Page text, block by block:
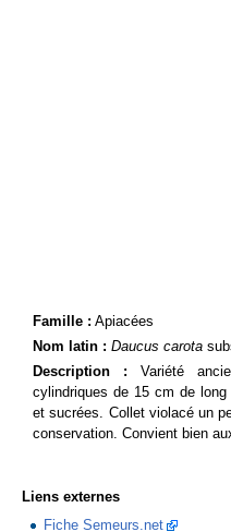
Famille : Apiacées
Nom latin : Daucus carota
Description : Variété
cylindriques de 15 cm de
et sucrées. Collet violacé un
conservation. Convient bien
Liens externes
Fiche Semeurs.net